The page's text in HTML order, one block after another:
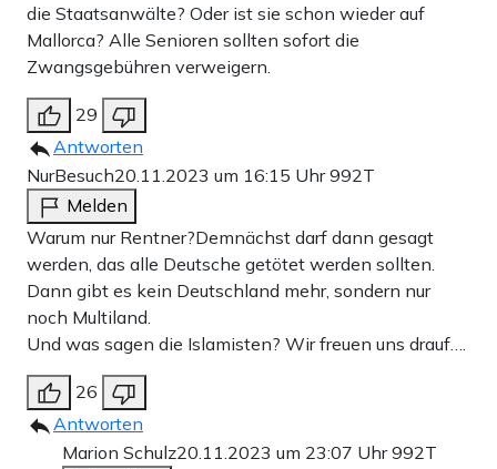
die Staatsanwälte? Oder ist sie schon wieder auf
Mallorca? Alle Senioren sollten sofort die
Zwangsgebühren verweigern.
29
Antworten
NurBesuch20.11.2023 um 16:15 Uhr992T
Melden
Warum nur Rentner?Demnächst darf dann gesagt
werden, das alle Deutsche getötet werden sollten.
Dann gibt es kein Deutschland mehr, sondern nur
noch Multiland.
Und was sagen die Islamisten? Wir freuen uns drauf….
26
Antworten
Marion Schulz20.11.2023 um 23:07 Uhr992T